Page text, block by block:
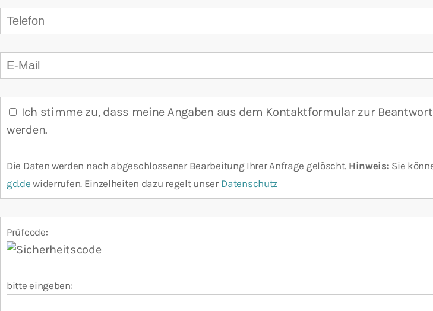
Ich stimme zu, dass meine Angaben aus dem Kontakt­formular zur
werden.
Die Daten werden nach abgeschlossener Bearbeitung Ihrer Anfrage gelöscht. Hinweis: Sie
gd.de widerrufen. Einzelheiten dazu regelt unser Datenschutz
Prüfcode:
bitte eingeben: